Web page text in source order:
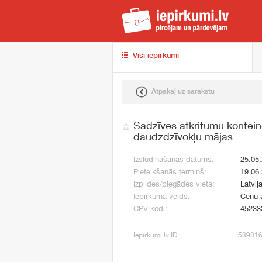
Visi iepirkumi
Atpakaļ uz sarakstu
Sadzīves atkritumu
daudzdzīvokļu mājas
Izsludināšanas datums:
Pieteikšanās termiņš:
Izpildes/piegādes vieta:
Iepirkuma veids:
Cenu
CPV kodi:
Iepirkumi.lv ID: